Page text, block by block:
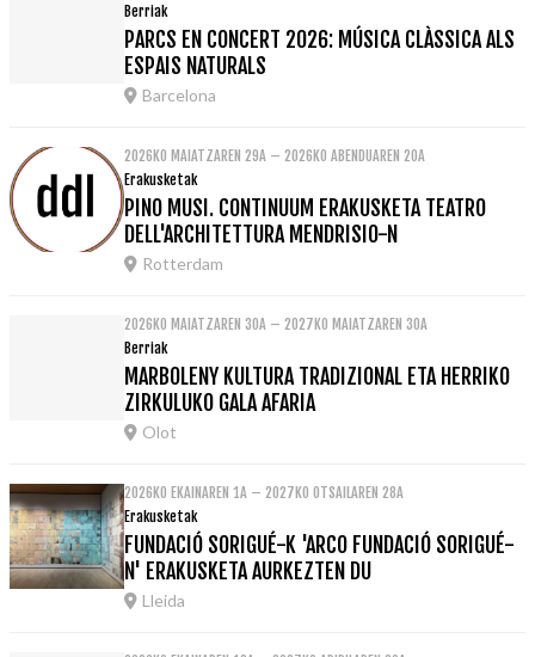
Berriak
PARCS EN CONCERT 2026: MÚSICA CLÀSSICA ALS
ESPAIS NATURALS
Barcelona
2026KO MAIATZAREN 29A – 2026KO ABENDUAREN 20A
Erakusketak
PINO MUSI. CONTINUUM ERAKUSKETA TEATRO
DELL'ARCHITETTURA MENDRISIO-N
Rotterdam
2026KO MAIATZAREN 30A – 2027KO MAIATZAREN 30A
Berriak
MARBOLENY KULTURA TRADIZIONAL ETA HERRIKO
ZIRKULUKO GALA AFARIA
Olot
2026KO EKAINAREN 1A – 2027KO OTSAILAREN 28A
Erakusketak
FUNDACIÓ SORIGUÉ-K 'ARCO FUNDACIÓ SORIGUÉ-
N' ERAKUSKETA AURKEZTEN DU
Lleida